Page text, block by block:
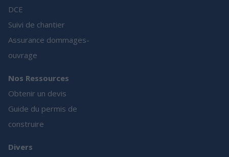
DCE
Suivi de chantier
Assurance dommages-
ouvrage
Nos Ressources
Obtenir un devis
Guide du permis de
construire
Divers